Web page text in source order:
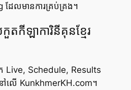
ែលមានការគ្រប់គ្រង។
តកីឡាការិនីគុនខ្មែរ
ក Live, Schedule, Results
លើ KunkhmerKH.com។